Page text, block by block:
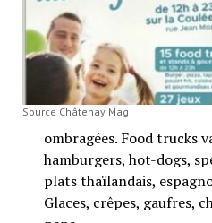
Source Châtenay Mag
ombragées. Food trucks
hamburgers, hot-dogs,
plats thaïlandais,
Glaces, crêpes, gaufres,